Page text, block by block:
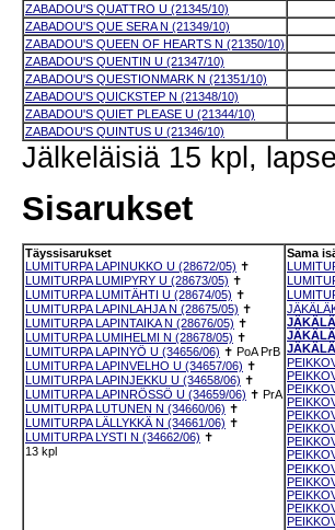
ZABADOU'S QUATTRO U (21345/10)
ZABADOU'S QUE SERA N (21349/10)
ZABADOU'S QUEEN OF HEARTS N (21350/10)
ZABADOU'S QUENTIN U (21347/10)
ZABADOU'S QUESTIONMARK N (21351/10)
ZABADOU'S QUICKSTEP N (21348/10)
ZABADOU'S QUIET PLEASE U (21344/10)
ZABADOU'S QUINTUS U (21346/10)
Jälkeläisiä 15 kpl,
Sisarukset
Täyssisarukset
LUMITURPA LAPINUKKO U (28672/05) ✝
LUMITURPA LUMIPYRY U (28673/05) ✝
LUMITURPA LUMITÄHTI U (28674/05) ✝
LUMITURPA LAPINLAHJA N (28675/05) ✝
LUMITURPA LAPINTAIKA N (28676/05) ✝
LUMITURPA LUMIHELMI N (28678/05) ✝
LUMITURPA LAPINYÖ U (34656/06) ✝ PoA PrB
LUMITURPA LAPINVELHO U (34657/06) ✝
LUMITURPA LAPINJEKKU U (34658/06) ✝
LUMITURPA LAPINRÖSSÖ U (34659/06) ✝ PrA
LUMITURPA LUTUNEN N (34660/06) ✝
LUMITURPA LÄLLYKKÄ N (34661/06) ✝
LUMITURPA LYSTI N (34662/06) ✝
13 kpl
Sama